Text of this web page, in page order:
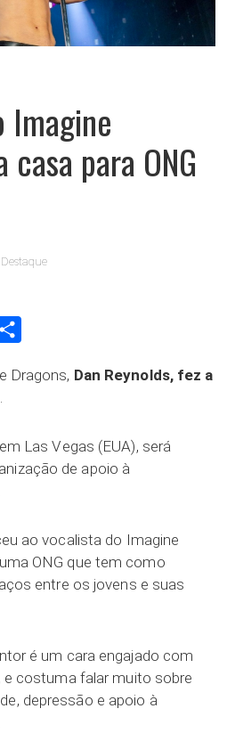
Imagine
casa para ONG
Destaque
Dragons, Dan Reynolds, fez a
.
Las Vegas (EUA), será
de apoio à
ao vocalista do Imagine
ONG que tem como
entre os jovens e suas
é um cara engajado com
costuma falar muito sobre
depressão e apoio à